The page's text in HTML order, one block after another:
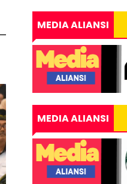
MEDIA ALIANSI
MEDIA ALIANSI